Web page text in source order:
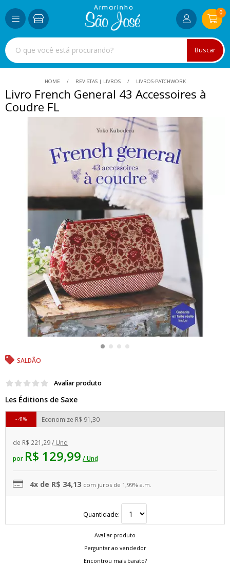
Buscar
0
HOME REVISTAS | LIVROS LIVROS-PATCHWORK
Livro French General 43 Accessoires à
Coudre FL
SALDÃO
Avaliar produto
Les Éditions de Saxe
de R$ 221,29/ Und
por R$ 129,99 / Und
Economize R$ 91,30
41%
4x de R$ 34,13 com juros de 1,99% a.m.
Quantidade:
Avaliar produto
Perguntar ao vendedor
Encontrou mais barato?